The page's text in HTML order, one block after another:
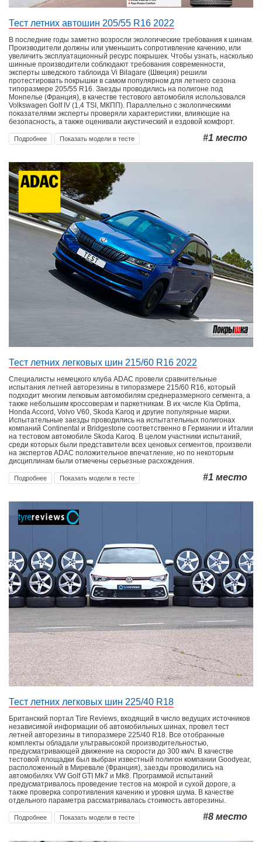
Тест летних автошин 205/55 R16 2022
В последние годы заметно возросли экологические требования к шинам.
Производители должны или уменьшить сопротивление качению, или
увеличить эксплуатационный ресурс покрышек. Чтобы узнать, насколько
шинные производители соблюдают требования современности,
эксперты шведского таблоида Vi Bilagare (Швеция) решили
протестировать покрышки в самом популярном для летнего сезона
типоразмере 205/55 R16. Заезды проводились на полигоне под
Монпелье (Франция), в качестве тестового автомобиля использовался
Volkswagen Golf IV (1,4 TSI, МКПП). Параллельно с экологическими
показателями эксперты проверяли характеристики, влияющие на
безопасность, а также оценивали акустический и ездовой комфорт.
Подробнее Показать модели в тесте #1 место
Тест летних легковых шин 215/60 R16 2022
Специалисты немецкого клуба ADAC провели сравнительные
испытания летней авторезины в типоразмере 215/60 R16, который
подходит многим легковым автомобилям среднеразмерного сегмента, а
также небольшим кроссоверам и паркетникам. В их числе Kia Optima,
Honda Accord, Volvo V60, Skoda Karoq и другие популярные марки.
Испытательные заезды проводились на испытательных полигонах
компаний Continental и Bridgestone соответственно в Германии и Италии
на тестовом автомобиле Skoda Karoq. В целом участники испытаний,
среди которых были представители всех ценовых сегментов, произвели
на экспертов ADAC положительное впечатление, но по некоторым
дисциплинам были отмечены серьезные расхождения.
Подробнее Показать модели в тесте #1 место
Тест летних легковых шин 225/40 R18
Британский портал Tire Reviews, входящий в число ведущих источников
независимой информации об автомобильных шинах, провел тест
летней авторезины в типоразмере 225/40 R18. Все отобранные
комплекты обладали ультравысокой производительностью,
предусматривающей движение на скорости до 300 км/ч. В качестве
тестовой площадки был выбран известный полигон компании Goodyear,
расположенный в Миревале (Франция), заезды проводились на
автомобилях VW Golf GTI Mk7 и Mk8. Программой испытаний
предусматривалось проведение тестов на мокрой и сухой дороге, а
также проверка сопротивления качению и уровня шума. В качестве
отдельного параметра рассматривалась стоимость авторезины.
Подробнее Показать модели в тесте #8 место